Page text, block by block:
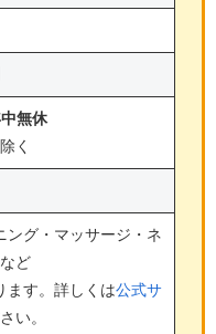
無休
く
ング・マッサージ・ネ
など
ます。詳しくは公式サ
い。